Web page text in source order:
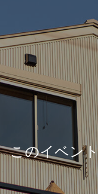
このイベン